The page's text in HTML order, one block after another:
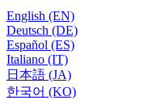
English (EN)
Deutsch (DE)
Español (ES)
Italiano (IT)
日本語 (JA)
한국어 (KO)